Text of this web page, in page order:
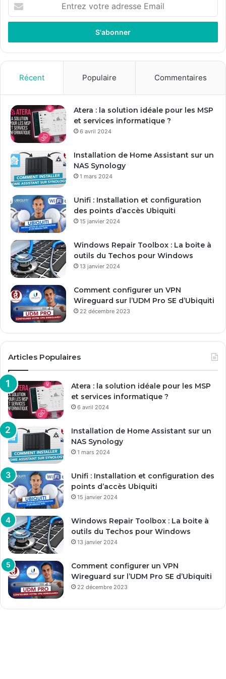
t
e
z
r
e
a
d
s
e
m
a
Récent Populaire Commentaires
Atera : la solution idéale pour les MSP
et services informatique ?
6 avril 2024
Installation de Home Assistant sur un
NAS Synology
1 mars 2024
Unifi : Installation et configuration
des points d’accès Ubiquiti
15 janvier 2024
Windows Repair Toolbox : La boite à
outils du Techos pour Windows
13 janvier 2024
Comment configurer un VPN
Wireguard sur l’UDM Pro SE d’Ubiquiti
22 décembre 2023
Articles Populaires
Atera : la solution idéale pour les MSP
et services informatique ?
6 avril 2024
Installation de Home Assistant sur un
NAS Synology
1 mars 2024
Unifi : Installation et configuration des
points d’accès Ubiquiti
15 janvier 2024
Windows Repair Toolbox : La boite à
outils du Techos pour Windows
13 janvier 2024
Comment configurer un VPN
Wireguard sur l’UDM Pro SE d’Ubiquiti
22 décembre 2023